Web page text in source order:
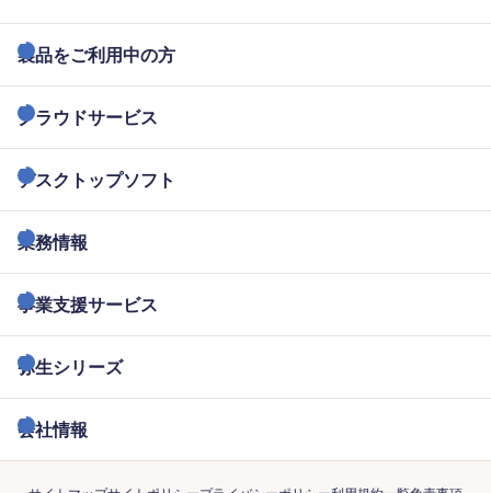
製品をご利用中の方
クラウドサービス
デスクトップソフト
業務情報
事業支援サービス
弥生シリーズ
会社情報